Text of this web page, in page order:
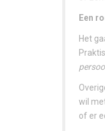
Een
Het
wil
of er